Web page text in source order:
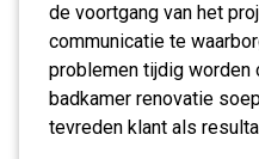
de voortgang van het
communicatie te
problemen tijdig worden
badkamer renovatie
tevreden klant als